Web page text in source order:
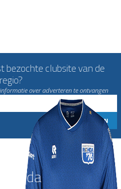
bezochte clubsite van de
regio?
over adverteren te ontvangen
Rohda